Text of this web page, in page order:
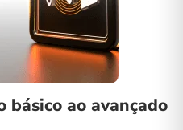
básico ao avançado